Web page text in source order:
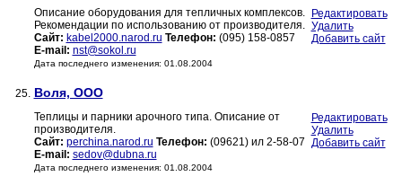
Описание оборудования для тепличных комплексов.
Рекомендации по использованию от производителя.
Сайт: kabel2000.narod.ru Телефон: (095) 158-0857
E-mail: nst@sokol.ru
Дата последнего изменения: 01.08.2004
Редактировать
Удалить
Добавить сайт
25. Воля, ООО
Теплицы и парники арочного типа. Описание от
производителя.
Сайт: perchina.narod.ru Телефон: (09621) ил 2-58-07
E-mail: sedov@dubna.ru
Дата последнего изменения: 01.08.2004
Редактировать
Удалить
Добавить сайт